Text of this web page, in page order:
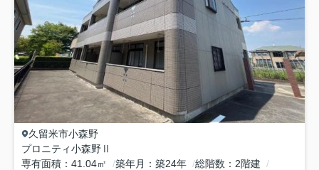
久留米市小森野
プロニティ小森野Ⅱ
専有面積
41.04㎡ 築年月 築24年 総階数
2階建